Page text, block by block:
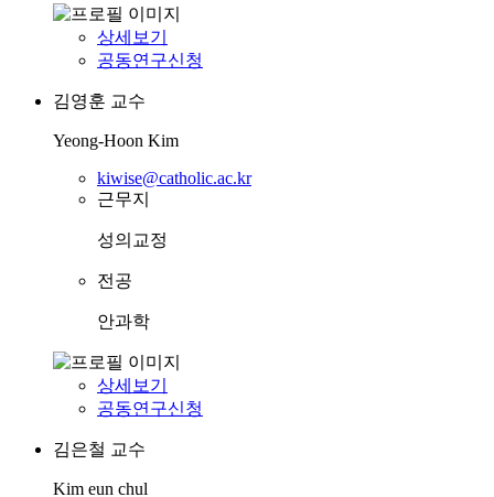
상세보기
공동연구신청
김영훈 교수
Yeong-Hoon Kim
kiwise@catholic.ac.kr
근무지
성의교정
전공
안과학
상세보기
공동연구신청
김은철 교수
Kim eun chul